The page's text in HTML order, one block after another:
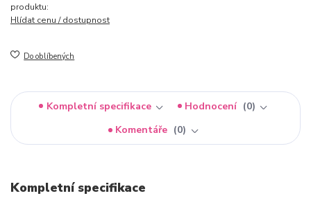
produktu:
Hlídat cenu / dostupnost
Do oblíbených
Kompletní specifikace Hodnocení
0
Komentáře
0
Kompletní specifikace